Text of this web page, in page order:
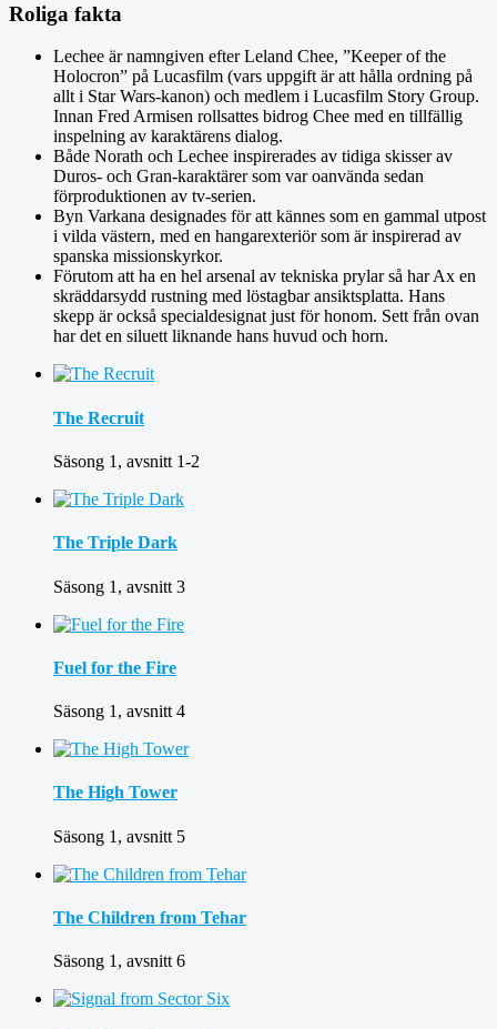
Roliga fakta
Lechee är namngiven efter Leland Chee, ”Keeper of the
Holocron” på Lucasfilm (vars uppgift är att hålla ordning på
allt i Star Wars-kanon) och medlem i Lucasfilm Story Group.
Innan Fred Armisen rollsattes bidrog Chee med en tillfällig
inspelning av karaktärens dialog.
Både Norath och Lechee inspirerades av tidiga skisser av
Duros- och Gran-karaktärer som var oanvända sedan
förproduktionen av tv-serien.
Byn Varkana designades för att kännes som en gammal utpost
i vilda västern, med en hangarexteriör som är inspirerad av
spanska missionskyrkor.
Förutom att ha en hel arsenal av tekniska prylar så har Ax en
skräddarsydd rustning med löstagbar ansiktsplatta. Hans
skepp är också specialdesignat just för honom. Sett från ovan
har det en siluett liknande hans huvud och horn.
The Recruit
Säsong 1, avsnitt 1-2
The Triple Dark
Säsong 1, avsnitt 3
Fuel for the Fire
Säsong 1, avsnitt 4
The High Tower
Säsong 1, avsnitt 5
The Children from Tehar
Säsong 1, avsnitt 6